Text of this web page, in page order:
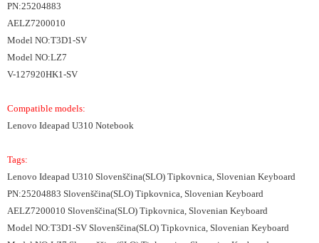
PN:25204883
AELZ7200010
Model NO:T3D1-SV
Model NO:LZ7
V-127920HK1-SV
Compatible models:
Lenovo Ideapad U310 Notebook
Tags:
Lenovo Ideapad U310 Slovenščina(SLO) Tipkovnica, Slovenian Keyboard
PN:25204883 Slovenščina(SLO) Tipkovnica, Slovenian Keyboard
AELZ7200010 Slovenščina(SLO) Tipkovnica, Slovenian Keyboard
Model NO:T3D1-SV Slovenščina(SLO) Tipkovnica, Slovenian Keyboard